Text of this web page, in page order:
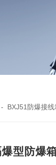
- BXJ51防爆接线
型防爆